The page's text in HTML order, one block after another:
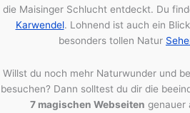
die Maisinger Schlucht entdeckt. Du
Karwendel. Lohnend ist auch ein
besonders tollen Natur
Willst du noch mehr Naturwunder und
besuchen? Dann solltest du dir die
7 magischen Webseiten genauer